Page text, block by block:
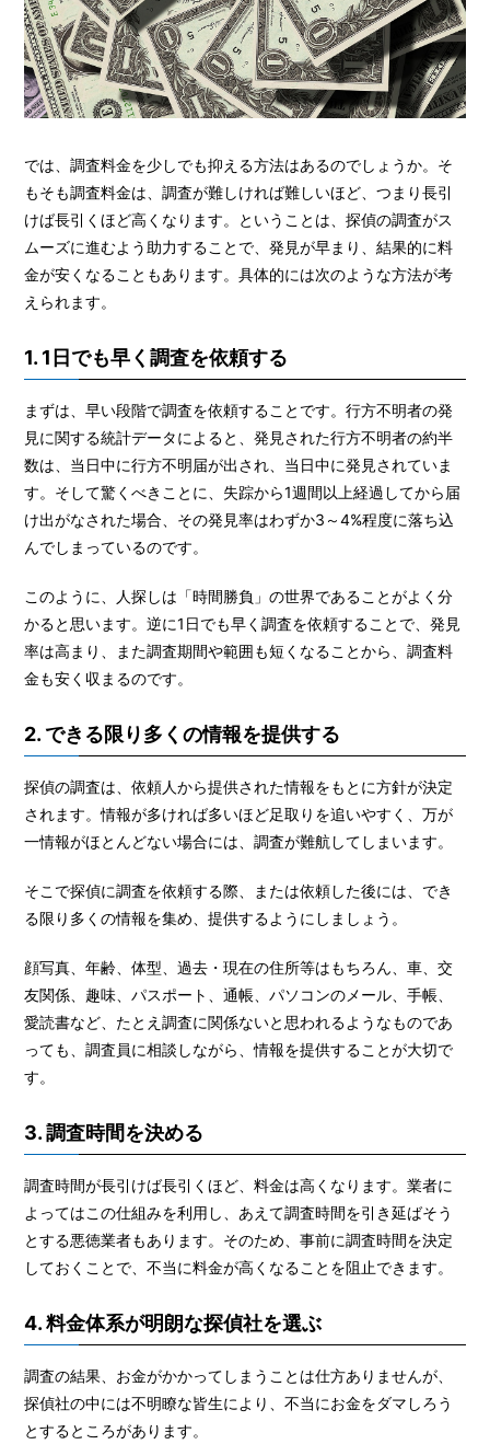
では、調査料金を少しでも抑える方法はあるのでしょうか。そ
もそも調査料金は、調査が難しければ難しいほど、つまり長引
けば長引くほど高くなります。ということは、探偵の調査がス
ムーズに進むよう助力することで、発見が早まり、結果的に料
金が安くなることもあります。具体的には次のような方法が考
えられます。
1. 1日でも早く調査を依頼する
まずは、早い段階で調査を依頼することです。行方不明者の発
見に関する統計データによると、発見された行方不明者の約半
数は、当日中に行方不明届が出され、当日中に発見されていま
す。そして驚くべきことに、失踪から1週間以上経過してから届
け出がなされた場合、その発見率はわずか3～4%程度に落ち込
んでしまっているのです。
このように、人探しは「時間勝負」の世界であることがよく分
かると思います。逆に1日でも早く調査を依頼することで、発見
率は高まり、また調査期間や範囲も短くなることから、調査料
金も安く収まるのです。
2. できる限り多くの情報を提供する
探偵の調査は、依頼人から提供された情報をもとに方針が決定
されます。情報が多ければ多いほど足取りを追いやすく、万が
一情報がほとんどない場合には、調査が難航してしまいます。
そこで探偵に調査を依頼する際、または依頼した後には、でき
る限り多くの情報を集め、提供するようにしましょう。
顔写真、年齢、体型、過去・現在の住所等はもちろん、車、交
友関係、趣味、パスポート、通帳、パソコンのメール、手帳、
愛読書など、たとえ調査に関係ないと思われるようなものであ
っても、調査員に相談しながら、情報を提供することが大切で
す。
3. 調査時間を決める
調査時間が長引けば長引くほど、料金は高くなります。業者に
よってはこの仕組みを利用し、あえて調査時間を引き延ばそう
とする悪徳業者もあります。そのため、事前に調査時間を決定
しておくことで、不当に料金が高くなることを阻止できます。
4. 料金体系が明朗な探偵社を選ぶ
調査の結果、お金がかかってしまうことは仕方ありませんが、
探偵社の中には不明瞭な皆生により、不当にお金をダマしろう
とするところがあります。